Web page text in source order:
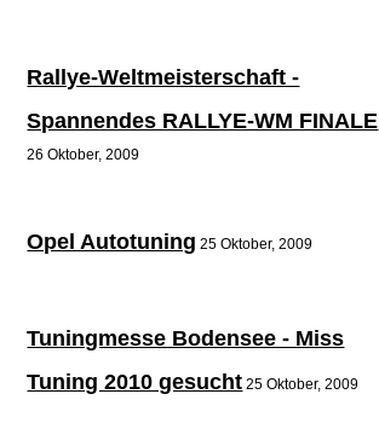
Rallye-Weltmeisterschaft -
Spannendes RALLYE-WM FINALE
26 Oktober, 2009
Opel Autotuning 25 Oktober, 2009
Tuningmesse Bodensee - Miss
Tuning 2010 gesucht 25 Oktober, 2009